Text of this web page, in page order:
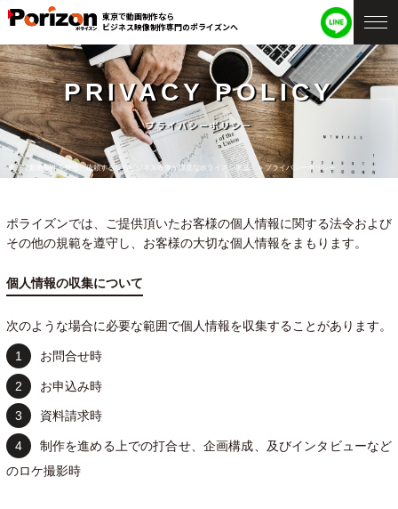
東京で動画制作なら
ビジネス映像制作専門のポライズンへ
東京で動画制作を外注・依頼するならビジネス映像が得意なポライズン東京！ > プライバシーポリシー
PRIVACY POLICY
プライバシーポリシー
ポライズンでは、ご提供頂いたお客様の個人情報に関する法令および
その他の規範を遵守し、お客様の大切な個人情報をまもります。
個人情報の収集について
次のような場合に必要な範囲で個人情報を収集することがあります。
お問合せ時
お申込み時
資料請求時
制作を進める上での打合せ、企画構成、及びインタビューなど
のロケ撮影時